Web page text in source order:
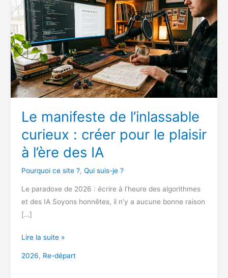
Le manifeste de l’inlassable
curieux : créer pour le plaisir
à l’ère des IA
Pourquoi ce site ?, Qui suis-je ?
Le paradoxe de 2026 : écrire à l’heure des algorithmes
et des IA Soyons honnêtes, il n’y a aucune bonne raison
[…]
Le
Lire la suite »
2026, Re-départ